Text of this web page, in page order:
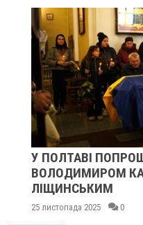
У ПОЛТАВІ
ВОЛОДИМИРОМ
ЛІЩИНСЬКИМ
25 листопада 2025 0